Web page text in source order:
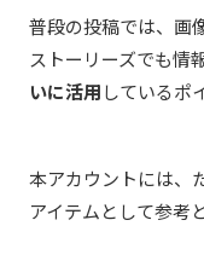
普段の投稿では、画
ストーリーズでも情
いに活用しているポ
本アカウントには、
アイテムとして参考